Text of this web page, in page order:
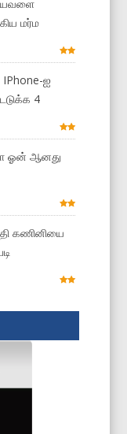
மர்ம
ஐ
4
ஓன் ஆனது
கணினியை